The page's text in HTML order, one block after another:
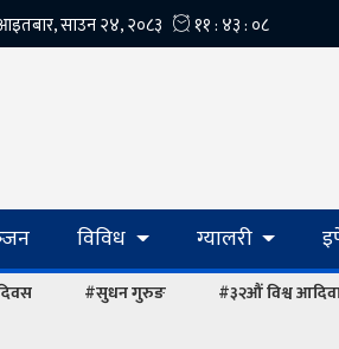
विविध ग्यालरी
#सुधन गुरुङ #३२औं विश्व